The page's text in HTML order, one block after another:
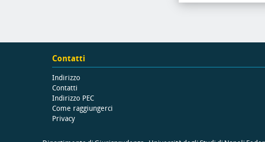
Contatti
Indirizzo
Contatti
Indirizzo PEC
Come raggiungerci
Privacy